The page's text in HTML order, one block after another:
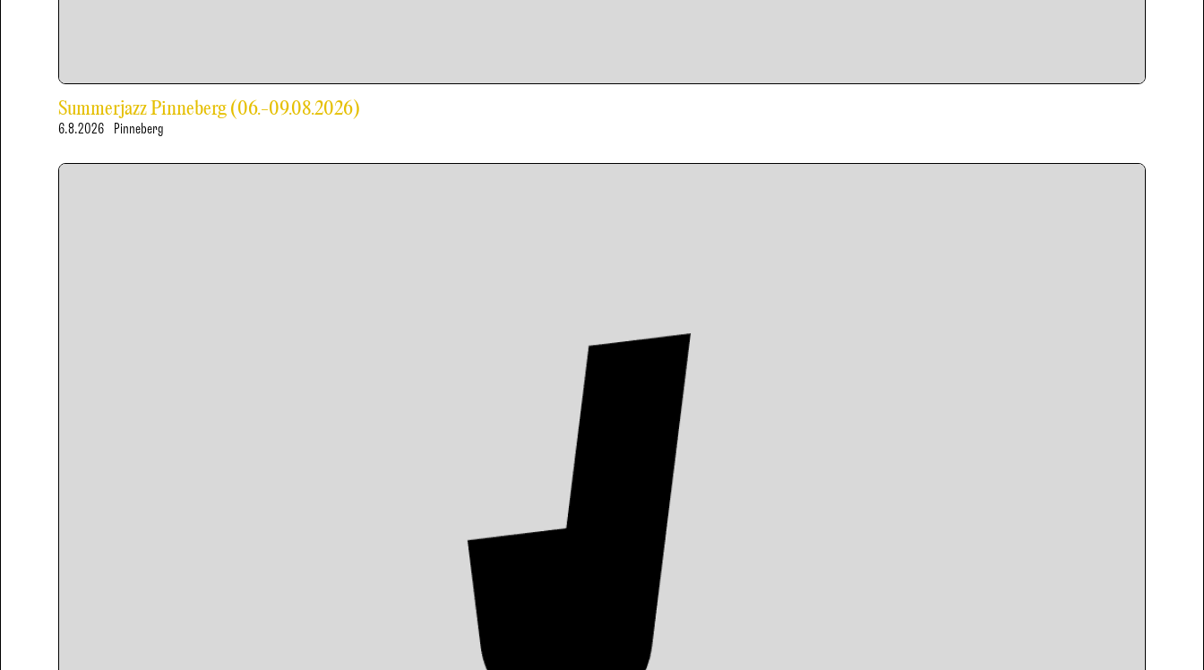
Summerjazz Pinneberg (06.-09.08.2026)
6.8.2026 Pinneberg